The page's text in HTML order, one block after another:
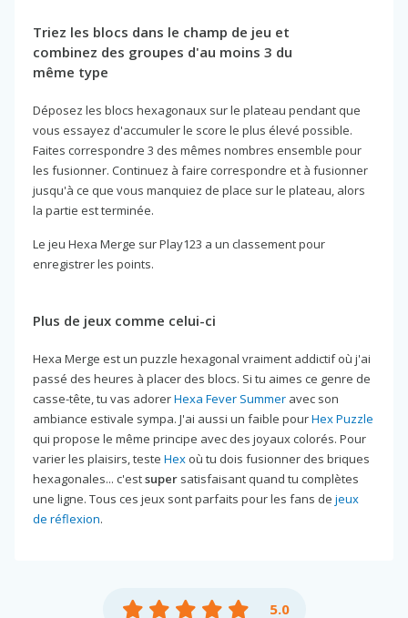
Triez les blocs dans le champ de jeu et
combinez des groupes d'au moins 3 du
même type
Déposez les blocs hexagonaux sur le plateau pendant que
vous essayez d'accumuler le score le plus élevé possible.
Faites correspondre 3 des mêmes nombres ensemble pour
les fusionner. Continuez à faire correspondre et à fusionner
jusqu'à ce que vous manquiez de place sur le plateau, alors
la partie est terminée.
Le jeu Hexa Merge sur Play123 a un classement pour
enregistrer les points.
Plus de jeux comme celui-ci
Hexa Merge est un puzzle hexagonal vraiment addictif où j'ai
passé des heures à placer des blocs. Si tu aimes ce genre de
casse-tête, tu vas adorerHexa Fever Summer avec son
ambiance estivale sympa. J'ai aussi un faible pourHex Puzzle
qui propose le même principe avec des joyaux colorés. Pour
varier les plaisirs, teste Hex où tu dois fusionner des briques
hexagonales... c'estsuper satisfaisant quand tu complètes
une ligne. Tous ces jeux sont parfaits pour les fans de jeux
de réflexion.
5.0